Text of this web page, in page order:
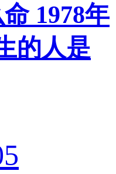
1978年
的人是